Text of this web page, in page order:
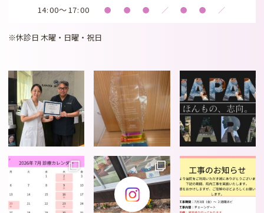
14:00～17:00 ● ● ● ／ ● ● ／
※休診日 木曜・日曜・祝日